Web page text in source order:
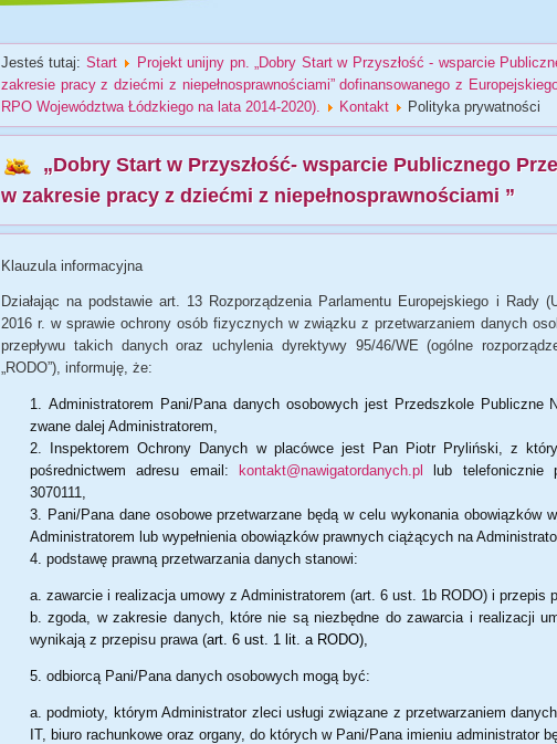
Jesteś tutaj: Start
Projekt unijny pn. „Dobry Start w Przyszłość - wsparcie
zakresie pracy z dziećmi z niepełnosprawnościami” dofinansowanego z
RPO Województwa Łódzkiego na lata 2014-2020).
Kontakt Polityka prywatności
„Dobry Start w Przyszłość- wsparcie Publicznego
w zakresie pracy z dziećmi z niepełnosprawnościami ”
Klauzula informacyjna
Działając na podstawie art. 13 Rozporządzenia Parlamentu Europejskiego i Rady
2016 r. w sprawie ochrony osób fizycznych w związku z przetwarzaniem danych
przepływu takich danych oraz uchylenia dyrektywy 95/46/WE (ogólne
„RODO”), informuję, że:
Administratorem Pani/Pana danych osobowych jest Przedszkole Publiczne
zwane dalej Administratorem,
Inspektorem Ochrony Danych w placówce jest Pan Piotr Pryliński, z
pośrednictwem adresu email:
kontakt@nawigatordanych.pl
lub telefonicznie
3070111,
Pani/Pana dane osobowe przetwarzane będą w celu wykonania obowiązków
Administratorem lub wypełnienia obowiązków prawnych ciążących na
podstawę prawną przetwarzania danych stanowi:
zawarcie i realizacja umowy z Administratorem (art. 6 ust. 1b RODO) i przepis
zgoda, w zakresie danych, które nie są niezbędne do zawarcia i realizacji
wynikają z przepisu prawa (art. 6 ust. 1 lit. a RODO),
odbiorcą Pani/Pana danych osobowych mogą być:
podmioty, którym Administrator zleci usługi związane z przetwarzaniem
IT, biuro rachunkowe oraz organy, do których w Pani/Pana imieniu administrator